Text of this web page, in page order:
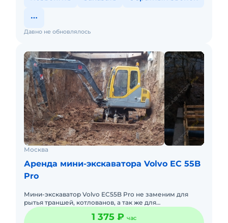
Давно не обновлялось
Москва
Аренда мини-экскаватора Volvo EC 55B
Pro
Мини-экскаватор Volvo EC55B Pro не заменим для
рытья траншей, котлованов, а так же для
планировочных работ. Минимальные размеры
экскаватора позволяют полноценн
1 375 ₽ час